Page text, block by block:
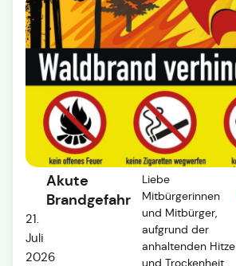
21.
Juli
2026
Akute
Brandgefahr
Liebe
Mitbürgerinnen
und Mitbürger,
aufgrund der
anhaltenden Hitze
und Trockenheit